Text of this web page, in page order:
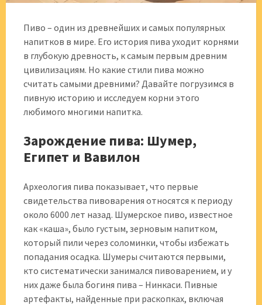
Пиво – один из древнейших и самых популярных
напитков в мире. Его история пива уходит корнями
в глубокую древность, к самым первым древним
цивилизациям. Но какие стили пива можно
считать самыми древними? Давайте погрузимся в
пивную историю и исследуем корни этого
любимого многими напитка.
Зарождение пива: Шумер,
Египет и Вавилон
Археология пива показывает, что первые
свидетельства пивоварения относятся к периоду
около 6000 лет назад. Шумерское пиво, известное
как «каша», было густым, зерновым напитком,
который пили через соломинки, чтобы избежать
попадания осадка. Шумеры считаются первыми,
кто систематически занимался пивоварением, и у
них даже была богиня пива – Нинкаси. Пивные
артефакты, найденные при раскопках, включая